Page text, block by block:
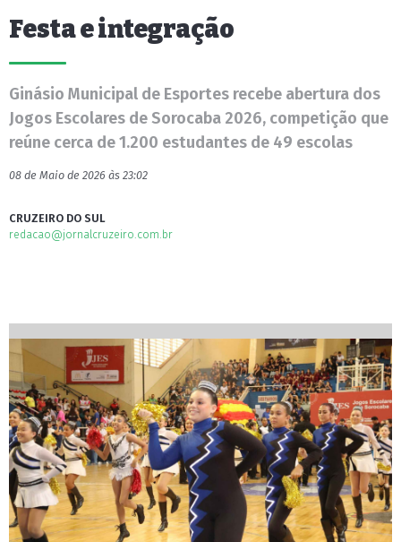
Festa e integração
Ginásio Municipal de Esportes recebe abertura dos
Jogos Escolares de Sorocaba 2026, competição que
reúne cerca de 1.200 estudantes de 49 escolas
08 de Maio de 2026 às 23:02
CRUZEIRO DO SUL
redacao@jornalcruzeiro.com.br